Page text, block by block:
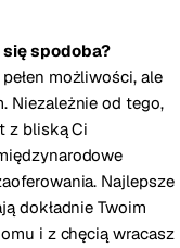
spodoba?
możliwości, ale
Niezależnie od tego,
z bliską Ci
Najlepsze
dokładnie Twoim
i z chęcią wracasz